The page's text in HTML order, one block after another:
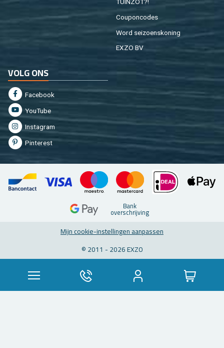
Cou­pon­co­des
Word sei­zoens­ko­ning
EXZO BV
VOLG ONS
Fa­cebook
You­Tu­be
In­st­agram
Pin­te­rest
Bank
over­schrij­ving
Mijn coo­kie-in­stel­lin­gen aan­pas­sen
© 2011 - 2026 EXZO